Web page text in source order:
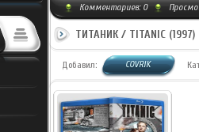
Комментариев: 0
ТИТАНИК / TITANIC (1997)
Добавил: COVRIK